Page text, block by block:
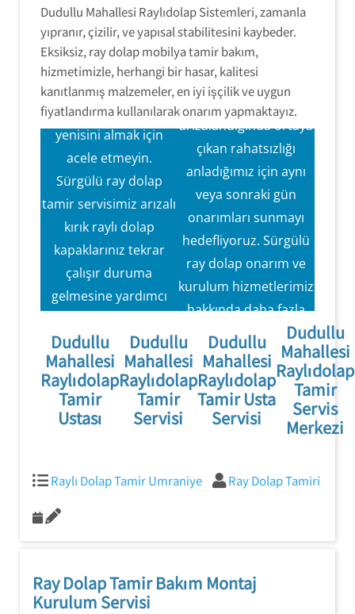
Dudullu Mahallesi Raylıdolap Sistemleri, zamanla
yıpranır, çizilir, ve yapısal stabilitesini kaybeder.
Eksiksiz, ray dolap mobilya tamir bakım,
hizmetimizle, herhangi bir hasar, kalitesi
kanıtlanmış malzemeler, en iyi işçilik ve uygun
fiyatlandırma kullanılarak onarım yapmaktayız.
RaylıDolap
Tamir Servisi
Sürgülü ray dolap
kapaklarınız
arızalandığında,
yenisini almak için
acele etmeyin.
Sürgülü ray dolap
tamir servisimiz arızalı
kırık raylı dolap
kapaklarınız tekrar
çalışır duruma
gelmesine yardımcı
onarım ve bakım
hizmetleri
sunmaktayız.
Hızlı ve verimli
hizmet
RaylıDolap
Tamir Hizmeti
Sürgülü ray dolap
kapak mekanizmaları
arızalandığında ortaya
çıkan rahatsızlığı
anladığımız için aynı
veya sonraki gün
onarımları sunmayı
hedefliyoruz. Sürgülü
ray dolap onarım ve
kurulum hizmetlerimiz
hakkında daha fazla
bilgi için bugün güler
yüzlü ve profesyonel
kadromuzla konuşun.
Aynı Gün Servis
Hizmeti Sunmayı
Hedefliyoruz.
Dudullu
Mahallesi
Raylıdolap
Tamir
Ustası
Dudullu
Mahallesi
Raylıdolap
Tamir
Servisi
Dudullu
Mahallesi
Raylıdolap
Tamir Usta
Servisi
Dudullu
Mahallesi
Raylıdolap
Tamir
Servis
Merkezi
Raylı Dolap Tamir Umraniye Ray Dolap Tamiri
Ray Dolap Tamir Bakım Montaj
Kurulum Servisi